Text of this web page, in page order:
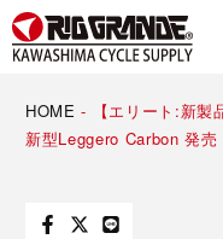
HOME -
【エリート:新
新型Leggero Carbon 発売